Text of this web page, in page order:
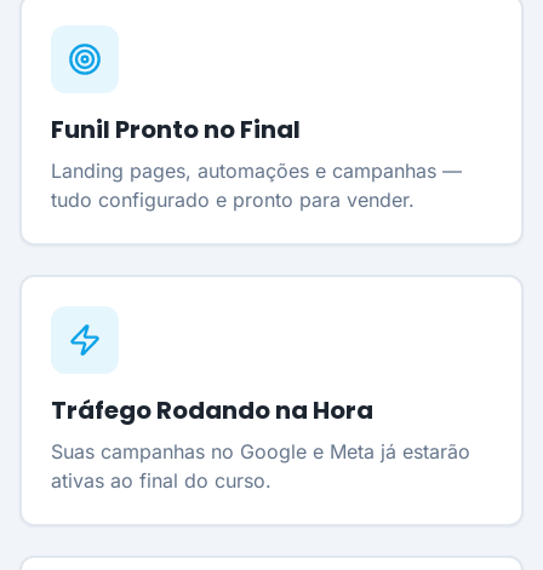
Funil Pronto no Final
Landing pages, automações e campanhas —
tudo configurado e pronto para vender.
Tráfego Rodando na Hora
Suas campanhas no Google e Meta já estarão
ativas ao final do curso.